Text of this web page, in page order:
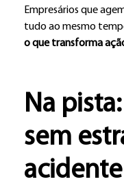
Empresários que
tudo ao mesmo
o que transforma
Na
sem